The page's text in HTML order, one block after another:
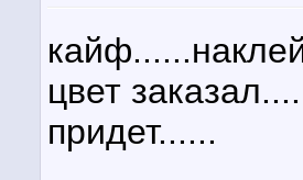
цвет
придет......